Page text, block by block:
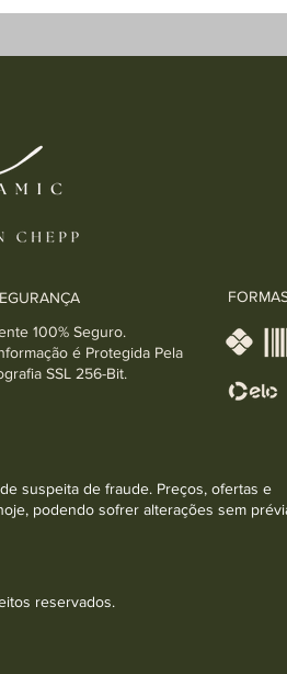
100% Seguro.
é Protegida Pela
SSL 256-Bit.
suspeita de fraude. Preços, ofertas e
podendo sofrer alterações sem
reservados.